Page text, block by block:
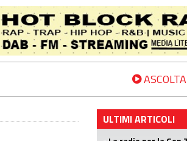
ASCOLTA
ULTIMI ARTICOLI